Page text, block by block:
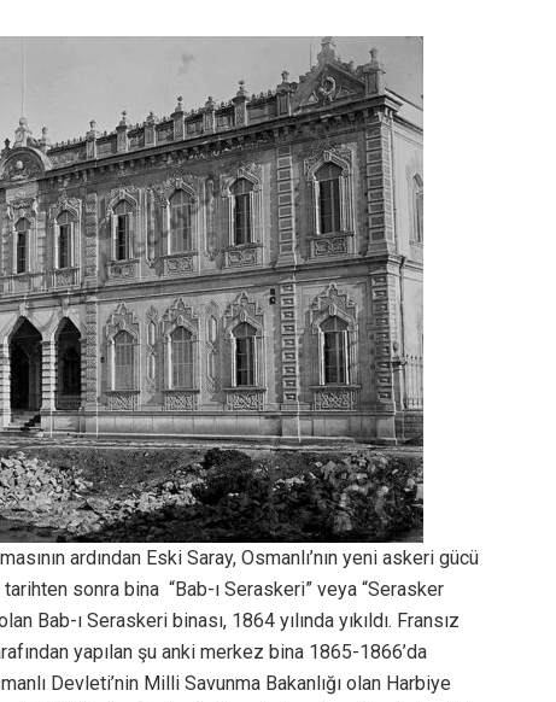
ardından Eski Saray, Osmanlı’nın yeni askeri gücü
tarihten sonra bina “Bab-ı Seraskeri” veya “Serasker
Bab-ı Seraskeri binası, 1864 yılında yıkıldı. Fransız
yapılan şu anki merkez bina 1865-1866’da
Devleti’nin Milli Savunma Bakanlığı olan Harbiye